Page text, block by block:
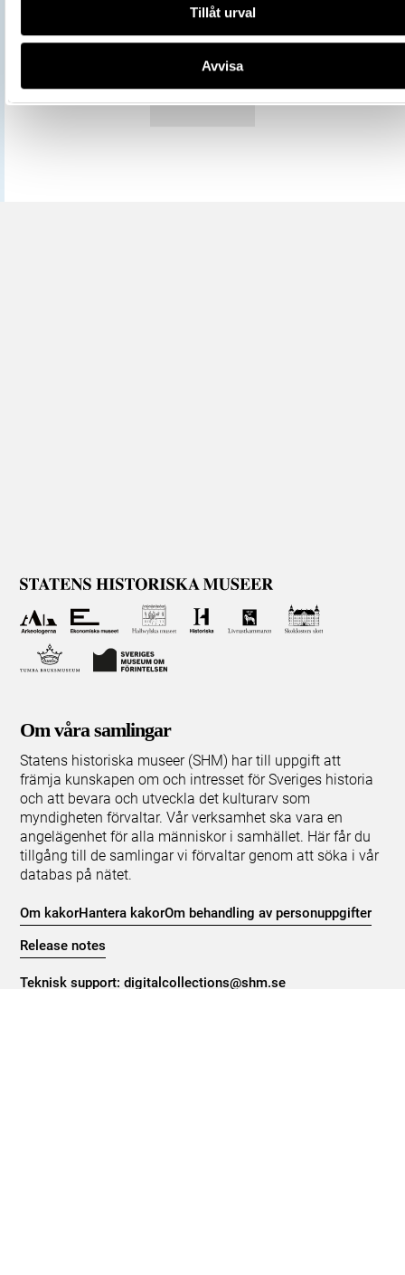
Tillåt urval
Avvisa
Om våra samlingar
Statens historiska museer (SHM) har till uppgift att
främja kunskapen om och intresset för Sveriges historia
och att bevara och utveckla det kulturarv som
myndigheten förvaltar. Vår verksamhet ska vara en
angelägenhet för alla människor i samhället. Här får du
tillgång till de samlingar vi förvaltar genom att söka i vår
databas på nätet.
Om kakorHantera kakorOm behandling av personuppgifter
Release notes
Teknisk support:digitalcollections@shm.se